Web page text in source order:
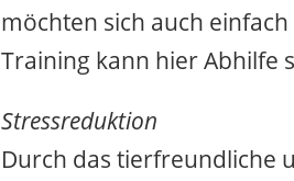
möchten sich auch
Training kann hier Abhilfe
Stressreduktion
Durch das tierfreundliche